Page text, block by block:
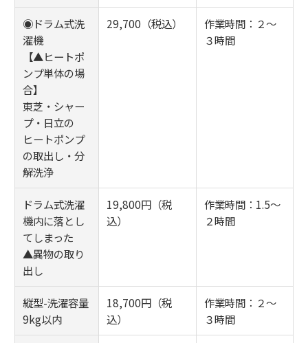
◉ドラム式洗
濯機
【▲ヒートポ
ンプ単体の場
合】
東芝・シャー
プ・日立の
ヒートポンプ
の取出し・分
解洗浄
29,700（税込）
作業時間：２～
３時間
ドラム式洗濯
機内に落とし
てしまった
▲異物の取り
出し
19,800円（税
込）
作業時間：1.5～
２時間
縦型-洗濯容量
9kg以内
18,700円（税
込）
作業時間：２～
３時間